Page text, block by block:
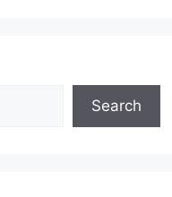
Search